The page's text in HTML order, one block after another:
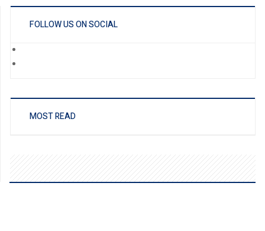
FOLLOW US ON SOCIAL
MOST READ